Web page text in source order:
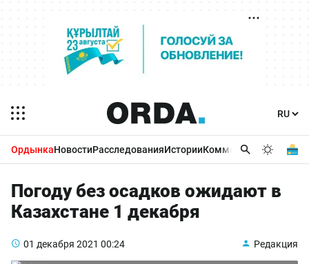
ОрдынкаНовостиРасследованияИсторииКомментарииБизнес
Погоду без осадков ожидают в
Казахстане 1 декабря
01 декабря 2021 00:24 Редакция